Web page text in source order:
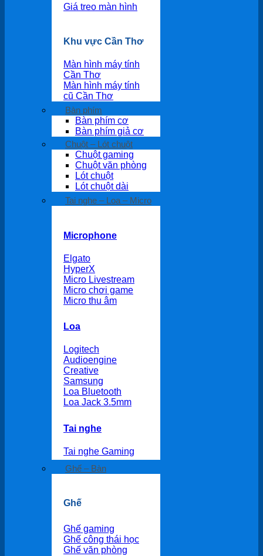
Giá treo màn hình
Khu vực Cần Thơ
Màn hình máy tính
Cần Thơ
Màn hình máy tính
cũ Cần Thơ
Bàn phím
Bàn phím cơ
Bàn phím giả cơ
Chuột – Lót chuột
Chuột gaming
Chuột văn phòng
Lót chuột
Lót chuột dài
Tai nghe – Loa – Micro
Microphone
Elgato
HyperX
Micro Livestream
Micro chơi game
Micro thu âm
Loa
Logitech
Audioengine
Creative
Samsung
Loa Bluetooth
Loa Jack 3.5mm
Tai nghe
Tai nghe Gaming
Ghế – Bàn
Ghế
Ghế gaming
Ghế công thái học
Ghế văn phòng